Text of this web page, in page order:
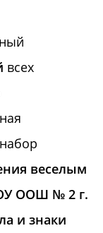
всех
веселым
ООШ № 2 г.
и знаки